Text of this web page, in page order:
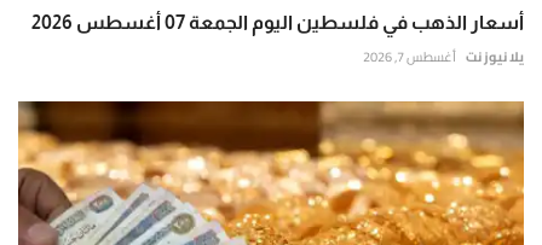
أسعار الذهب في فلسطين اليوم الجمعة 07 أغسطس 2026
يلا نيوز نت أغسطس 7, 2026